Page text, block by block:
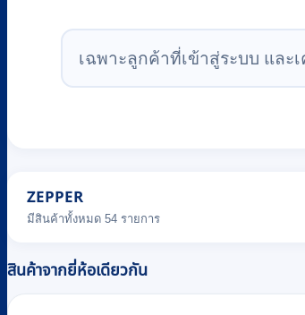
เฉพาะลูกค้าที่เข้าสู่ระบบ แล
ZEPPER
มีสินค้าทั้งหมด 54 รายการ
สินค้าจากยี่ห้อเดียวกัน